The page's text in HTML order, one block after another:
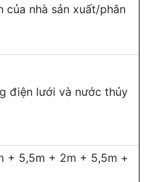
của nhà sản xuất/phân
điện lưới và nước thủy
+ 5,5m + 2m + 5,5m +